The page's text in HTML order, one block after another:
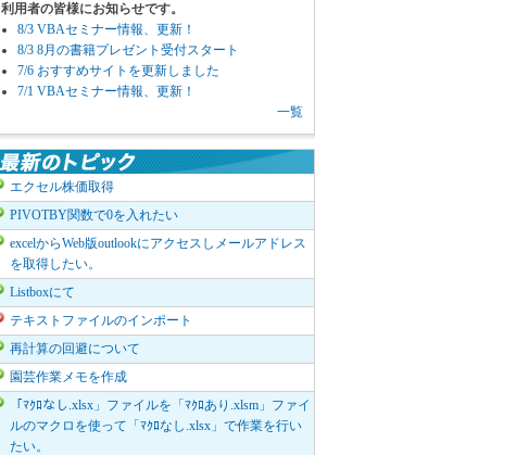
利用者の皆様にお知らせです。
8/3 VBAセミナー情報、更新！
8/3 8月の書籍プレゼント受付スタート
7/6 おすすめサイトを更新しました
7/1 VBAセミナー情報、更新！
一覧
エクセル株価取得
PIVOTBY関数で0を入れたい
excelからWeb版outlookにアクセスしメールアドレス
を取得したい。
Listboxにて
テキストファイルのインポート
再計算の回避について
園芸作業メモを作成
「ﾏｸﾛなし.xlsx」ファイルを「ﾏｸﾛあり.xlsm」ファイ
ルのマクロを使って「ﾏｸﾛなし.xlsx」で作業を行い
たい。